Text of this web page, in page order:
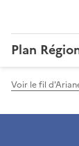
Plan
Voir le fil